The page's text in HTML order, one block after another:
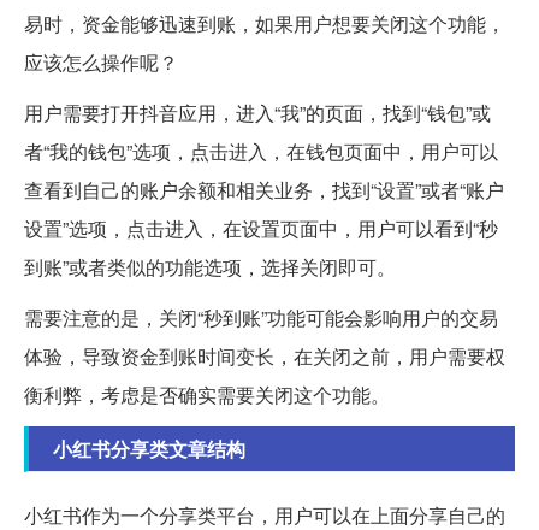
易时，资金能够迅速到账，如果用户想要关闭这个功能，
应该怎么操作呢？
用户需要打开抖音应用，进入“我”的页面，找到“钱包”或
者“我的钱包”选项，点击进入，在钱包页面中，用户可以
查看到自己的账户余额和相关业务，找到“设置”或者“账户
设置”选项，点击进入，在设置页面中，用户可以看到“秒
到账”或者类似的功能选项，选择关闭即可。
需要注意的是，关闭“秒到账”功能可能会影响用户的交易
体验，导致资金到账时间变长，在关闭之前，用户需要权
衡利弊，考虑是否确实需要关闭这个功能。
小红书分享类文章结构
小红书作为一个分享类平台，用户可以在上面分享自己的